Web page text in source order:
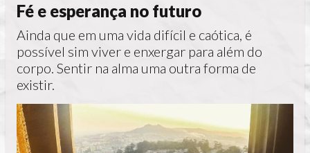
Fé e esperança no futuro
Ainda que em uma vida difícil e caótica, é
possível sim viver e enxergar para além do
corpo. Sentir na alma uma outra forma de
existir.